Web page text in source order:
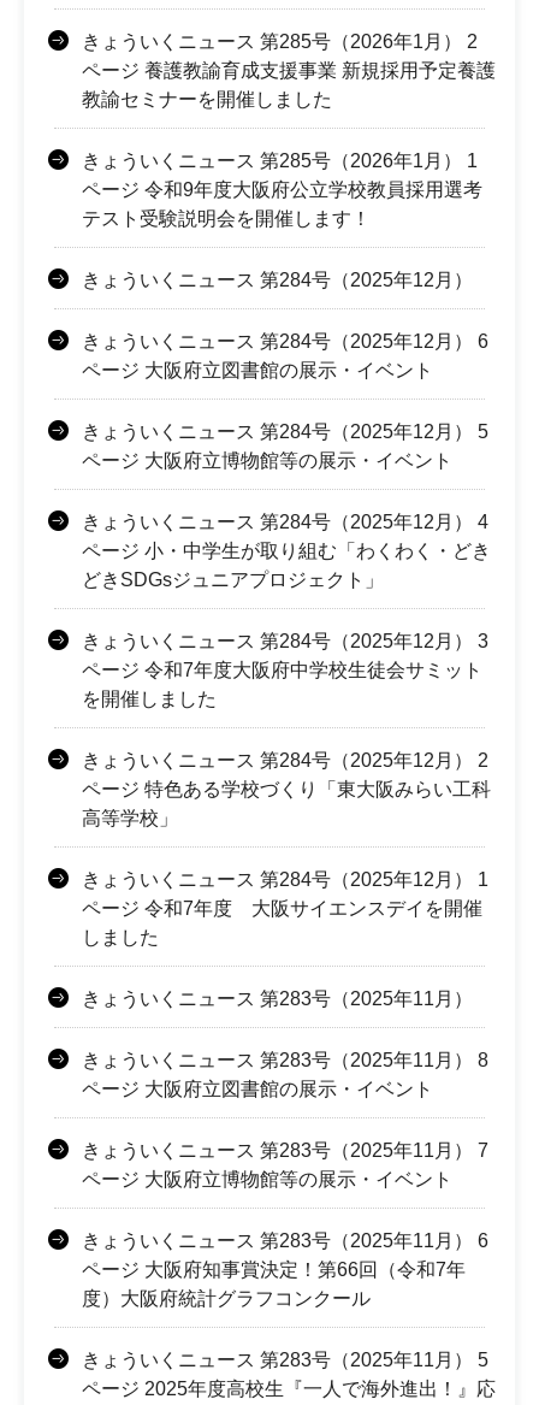
きょういくニュース 第285号（2026年1月） 2
ページ 養護教諭育成支援事業 新規採用予定養護
教諭セミナーを開催しました
きょういくニュース 第285号（2026年1月） 1
ページ 令和9年度大阪府公立学校教員採用選考
テスト受験説明会を開催します！
きょういくニュース 第284号（2025年12月）
きょういくニュース 第284号（2025年12月） 6
ページ 大阪府立図書館の展示・イベント
きょういくニュース 第284号（2025年12月） 5
ページ 大阪府立博物館等の展示・イベント
きょういくニュース 第284号（2025年12月） 4
ページ 小・中学生が取り組む「わくわく・どき
どきSDGsジュニアプロジェクト」
きょういくニュース 第284号（2025年12月） 3
ページ 令和7年度大阪府中学校生徒会サミット
を開催しました
きょういくニュース 第284号（2025年12月） 2
ページ 特色ある学校づくり「東大阪みらい工科
高等学校」
きょういくニュース 第284号（2025年12月） 1
ページ 令和7年度 大阪サイエンスデイを開催
しました
きょういくニュース 第283号（2025年11月）
きょういくニュース 第283号（2025年11月） 8
ページ 大阪府立図書館の展示・イベント
きょういくニュース 第283号（2025年11月） 7
ページ 大阪府立博物館等の展示・イベント
きょういくニュース 第283号（2025年11月） 6
ページ 大阪府知事賞決定！第66回（令和7年
度）大阪府統計グラフコンクール
きょういくニュース 第283号（2025年11月） 5
ページ 2025年度高校生『一人で海外進出！』応